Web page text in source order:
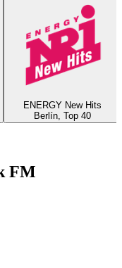
ENERGY New Hits
Berlín, Top 40
FM